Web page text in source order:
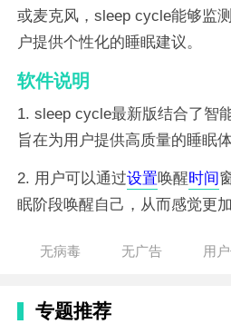
或麦克风，sleep cycle能够监
户提供个性化的睡眠建议。
软件说明
1. sleep cycle最新版结合了智
旨在为用户提供高质量的睡眠体
2. 用户可以通过设置唤醒时间
眠阶段唤醒自己，从而感觉更
3. 应用程序还提供睡眠分析、
4. sleep cycle可以与apple
无病毒 无广告 用
专题推荐